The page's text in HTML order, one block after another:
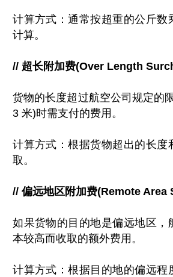
计算方式：通常按超重的公斤数
计算。
// 超长附加费(Over Length
货物的长度超过航空公司规定的
3 米)时需支付的费用。
计算方式：根据货物超出的长度
取。
// 偏远地区附加费(Remote Area
如果货物的目的地是偏远地区，
本较高而收取的额外费用。
计算方式：根据目的地的偏远程